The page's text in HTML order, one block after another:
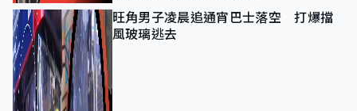
旺角男子凌晨追通宵巴士落空 打爆擋
風玻璃逃去